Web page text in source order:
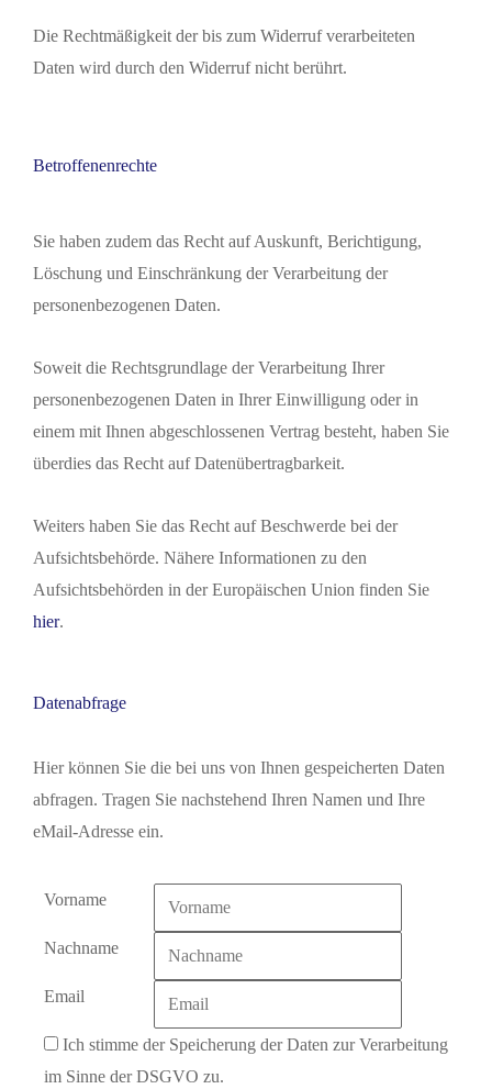
Die Rechtmäßigkeit der bis zum Widerruf verarbeiteten
Daten wird durch den Widerruf nicht berührt.
Betroffenenrechte
Sie haben zudem das Recht auf Auskunft, Berichtigung,
Löschung und Einschränkung der Verarbeitung der
personenbezogenen Daten.
Soweit die Rechtsgrundlage der Verarbeitung Ihrer
personenbezogenen Daten in Ihrer Einwilligung oder in
einem mit Ihnen abgeschlossenen Vertrag besteht, haben Sie
überdies das Recht auf Datenübertragbarkeit.
Weiters haben Sie das Recht auf Beschwerde bei der
Aufsichtsbehörde. Nähere Informationen zu den
Aufsichtsbehörden in der Europäischen Union finden Sie
hier.
Datenabfrage
Hier können Sie die bei uns von Ihnen gespeicherten Daten
abfragen. Tragen Sie nachstehend Ihren Namen und Ihre
eMail-Adresse ein.
Vorname
Nachname
Email
Ich stimme der Speicherung der Daten zur Verarbeitung
im Sinne der DSGVO zu.